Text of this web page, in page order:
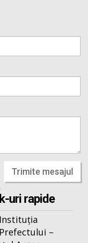
Trimite mesajul
uri rapide
Instituția
Prefectului –